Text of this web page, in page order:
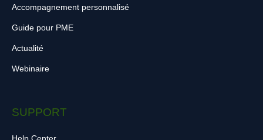
Accompagnement personnalisé
Guide pour PME
Actualité
Webinaire
SUPPORT